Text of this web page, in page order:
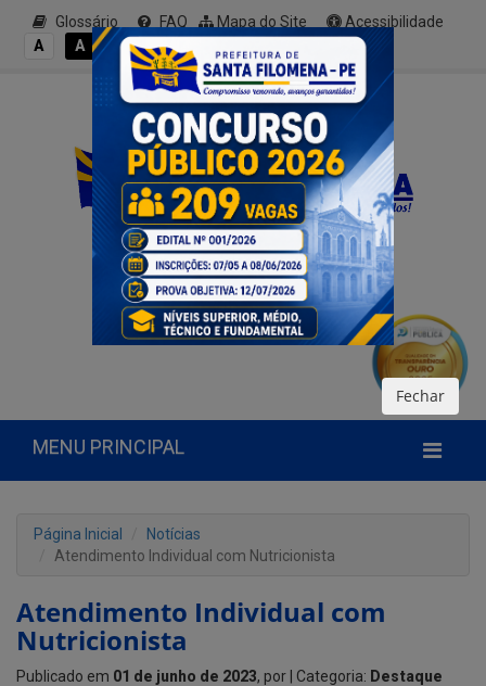
Glossário FAQ Mapa do Site
Acessibilidade
A
A A- A A+
MENU PRINCIPAL
Página Inicial
Notícias
Atendimento Individual com Nutricionista
Atendimento Individual com
Nutricionista
Publicado em 01 de junho de 2023, por | Categoria: Destaque
Fechar